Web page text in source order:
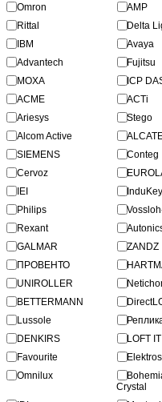
Omron
AMP
Rittal
Delta
IBM
Avaya
Advantech
Fujitsu
MOXA
ICP
ACME
ACTi
Ariesys
Stego
Alcom Active
SIEMENS
Conteg
Cervoz
IEI
Philips
Rexant
GALMAR
ZANDZ
ПРОВЕНТО
UNIROLLER
BETTERMANN
Lussole
DENKIRS
LOFT IT
Favourite
Omnilux
Crystal